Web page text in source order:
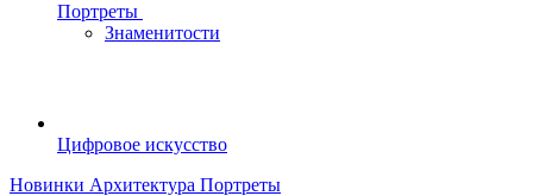
Портреты
Знаменитости
Цифровое искусство
Новинки Архитектура Портреты